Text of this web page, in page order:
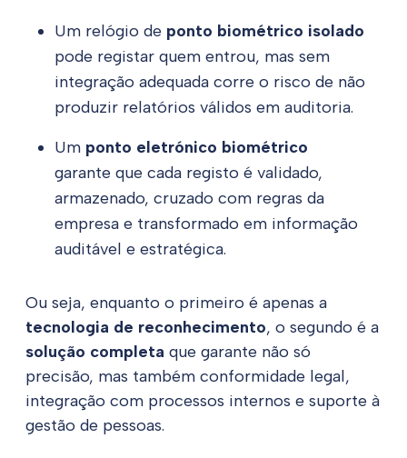
Um relógio de ponto biométrico isolado
pode registar quem entrou, mas sem
integração adequada corre o risco de não
produzir relatórios válidos em auditoria.
Um ponto eletrónico biométrico
garante que cada registo é validado,
armazenado, cruzado com regras da
empresa e transformado em informação
auditável e estratégica.
Ou seja, enquanto o primeiro é apenas a
tecnologia de reconhecimento, o segundo é a
solução completa que garante não só
precisão, mas também conformidade legal,
integração com processos internos e suporte à
gestão de pessoas.